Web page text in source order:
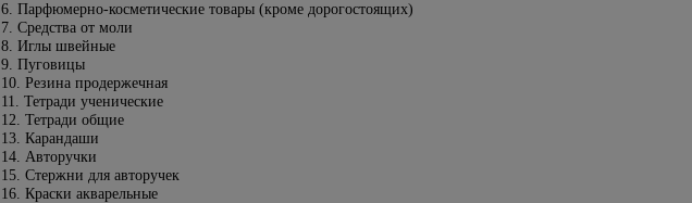
6. Парфюмерно-косметические товары (кроме дорогостоящих)
7. Средства от моли
8. Иглы швейные
9. Пуговицы
10. Резина продержечная
11. Тетради ученические
12. Тетради общие
13. Карандаши
14. Авторучки
15. Стержни для авторучек
16. Краски акварельные